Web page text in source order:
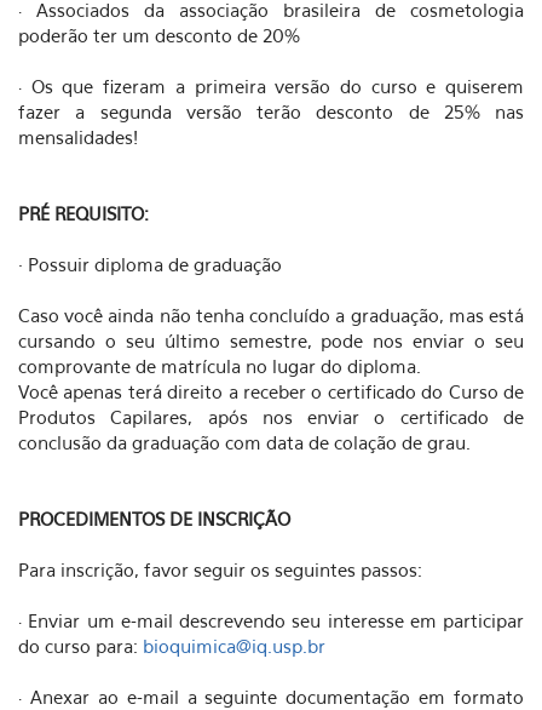
· Associados da associação brasileira de cosmetologia
poderão ter um desconto de 20%
· Os que fizeram a primeira versão do curso e quiserem
fazer a segunda versão terão desconto de 25% nas
mensalidades!
PRÉ REQUISITO:
· Possuir diploma de graduação
Caso você ainda não tenha concluído a graduação, mas está
cursando o seu último semestre, pode nos enviar o seu
comprovante de matrícula no lugar do diploma.
Você apenas terá direito a receber o certificado do Curso de
Produtos Capilares, após nos enviar o certificado de
conclusão da graduação com data de colação de grau.
PROCEDIMENTOS DE INSCRIÇÃO
Para inscrição, favor seguir os seguintes passos:
· Enviar um e-mail descrevendo seu interesse em participar
do curso para: bioquimica@iq.usp.br
· Anexar ao e-mail a seguinte documentação em formato